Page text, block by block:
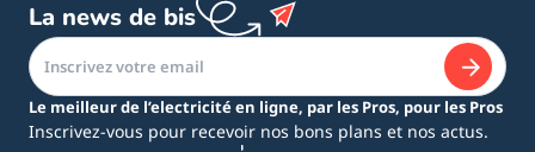
La news de bis
Le meilleur de l’electricité en ligne, par les Pros, pour les Pros
Inscrivez-vous pour recevoir nos bons plans et nos actus.